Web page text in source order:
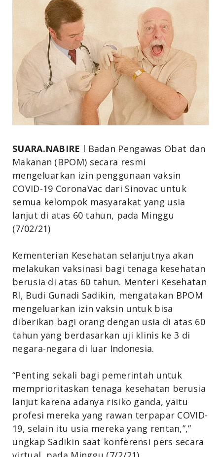
SUARA.NABIRE l Badan Pengawas Obat dan
Makanan (BPOM) secara resmi
mengeluarkan izin penggunaan vaksin
COVID-19 CoronaVac dari Sinovac untuk
semua kelompok masyarakat yang usia
lanjut di atas 60 tahun, pada Minggu
(7/02/21)
Kementerian Kesehatan selanjutnya akan
melakukan vaksinasi bagi tenaga kesehatan
berusia di atas 60 tahun. Menteri Kesehatan
RI, Budi Gunadi Sadikin, mengatakan BPOM
mengeluarkan izin vaksin untuk bisa
diberikan bagi orang dengan usia di atas 60
tahun yang berdasarkan uji klinis ke 3 di
negara-negara di luar Indonesia.
“Penting sekali bagi pemerintah untuk
memprioritaskan tenaga kesehatan berusia
lanjut karena adanya risiko ganda, yaitu
profesi mereka yang rawan terpapar COVID-
19, selain itu usia mereka yang rentan,”,”
ungkap Sadikin saat konferensi pers secara